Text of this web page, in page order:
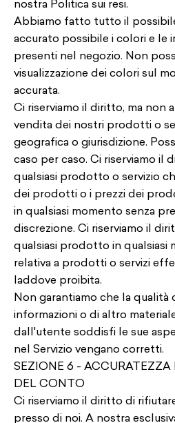
nostra Politica sui resi.
Abbiamo fatto tutto il
accurato possibile i colori e le
presenti nel negozio. Non
visualizzazione dei colori sul
accurata.
Ci riserviamo il diritto, ma non
vendita dei nostri prodotti o
geografica o giurisdizione.
caso per caso. Ci riserviamo il
qualsiasi prodotto o servizio
dei prodotti o i prezzi dei
in qualsiasi momento senza
discrezione. Ci riserviamo il
qualsiasi prodotto in qualsiasi
relativa a prodotti o servizi
laddove proibita.
Non garantiamo che la
informazioni o di altro
dall'utente soddisfi le sue
nel Servizio vengano corretti.
SEZIONE 6 -
DEL CONTO
Ci riserviamo il diritto di
presso di noi. A nostra